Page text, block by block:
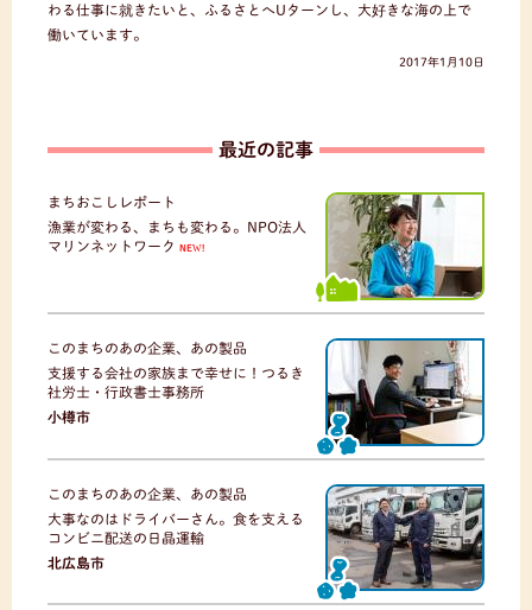
わる仕事に就きたいと、ふるさとへUターンし、大好きな海の上で
働いています。
2017年1月10日
最近の記事
まちおこしレポート
漁業が変わる、まちも変わる。NPO法人
マリンネットワーク
NEW!
このまちのあの企業、あの製品
支援する会社の家族まで幸せに！つるき
社労士・行政書士事務所
小樽市
このまちのあの企業、あの製品
大事なのはドライバーさん。食を支える
コンビニ配送の日晶運輸
北広島市